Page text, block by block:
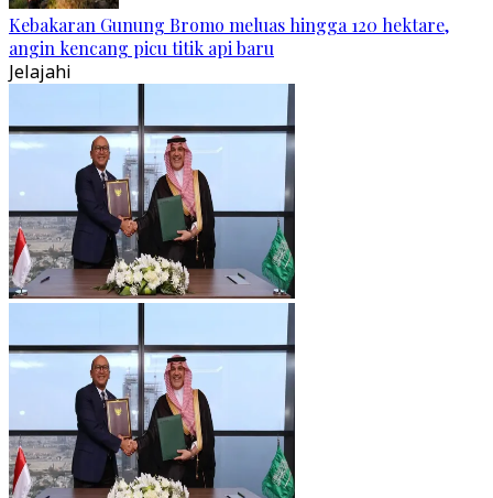
Kebakaran Gunung Bromo meluas hingga 120 hektare,
angin kencang picu titik api baru
Jelajahi